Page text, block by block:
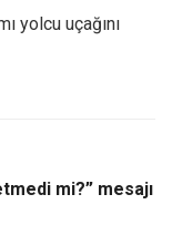
yolcu uçağını
mi?” mesajı